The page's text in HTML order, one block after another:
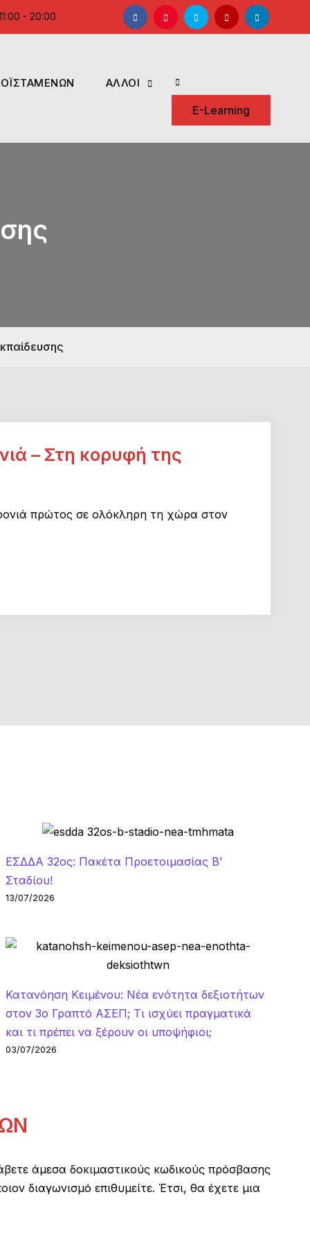
- 20:00 FacebookInstagramTwitter YouTubeLinkedIn
ΑΛΛΟΙ Search
E-Learning
– Στη κορυφή της
πρώτος σε ολόκληρη τη χώρα στον
ΕΣΔΔΑ 32ος: Πακέτα Προετοιμασίας Β’
Σταδίου!
13/07/2026
Κατανόηση Κειμένου: Νέα ενότητα δεξιοτήτων
στον 3ο Γραπτό ΑΣΕΠ; Τι ισχύει πραγματικά
και τι πρέπει να ξέρουν οι υποψήφιοι;
03/07/2026
άμεσα δοκιμαστικούς κωδικούς πρόσβασης
διαγωνισμό επιθυμείτε. Έτσι, θα έχετε μια